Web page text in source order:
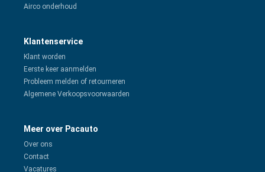
Airco onderhoud
Klantenservice
Klant worden
Eerste keer aanmelden
Probleem melden of retourneren
Algemene Verkoopsvoorwaarden
Meer over Pacauto
Over ons
Contact
Vacatures